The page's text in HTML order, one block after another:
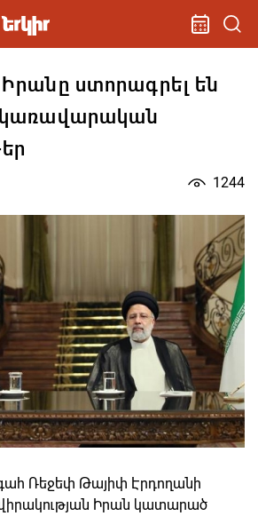
ստորագրել են
1244
Ռեջեփ Թայիփ Էրդողանի
Իրան կատարած